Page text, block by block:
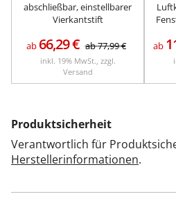
abschließbar, einstellbarer
Vierkantstift
ab 66,29€ ab77,99€
inkl. 19% MwSt., zzgl.
Versand
ab
Produktsicherheit
Verantwortlich für
Herstellerinformationen.